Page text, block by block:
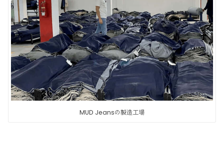
MUD Jeansの製造工場